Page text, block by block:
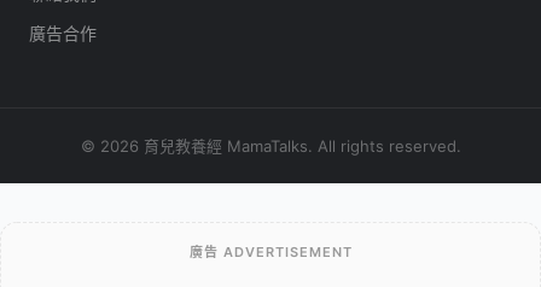
廣告合作
© 2026 育兒教養經 MamaTalks. All rights reserved.
廣告 ADVERTISEMENT